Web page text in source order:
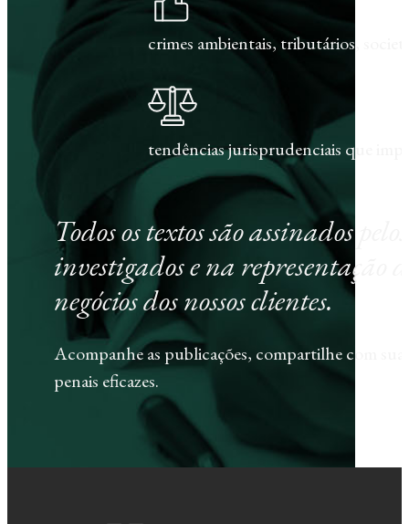
crimes ambientais, tributários,
tendências jurisprudenciais que
Todos os textos são assinados
investigados e na representação
negócios dos nossos clientes.
Acompanhe as publicações, compartilhe com
penais eficazes.